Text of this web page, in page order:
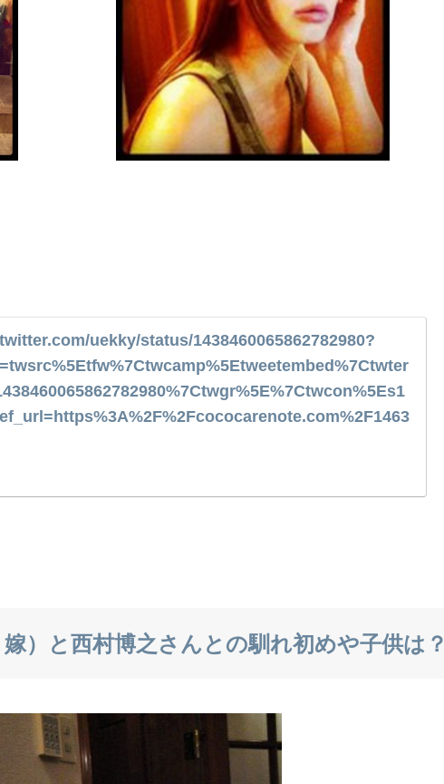
uekky/status/1438460065862782980?
）と西村博之さんとの馴れ初めや子供は？